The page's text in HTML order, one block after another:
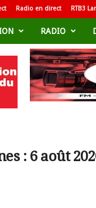
Radio en direct RTB3
RADIO
: 6 août